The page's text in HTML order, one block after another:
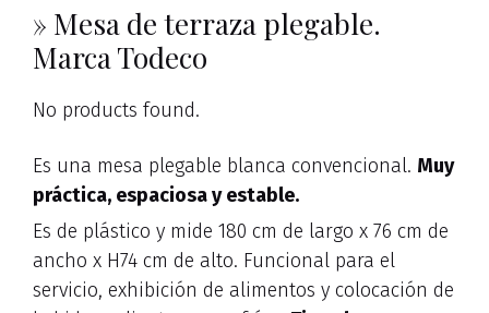
» Mesa de terraza plegable.
Marca Todeco
No products found.
Es una mesa plegable blanca convencional. Muy
práctica, espaciosa y estable.
Es de plástico y mide 180 cm de largo x 76 cm de
ancho x H74 cm de alto. Funcional para el
servicio, exhibición de alimentos y colocación de